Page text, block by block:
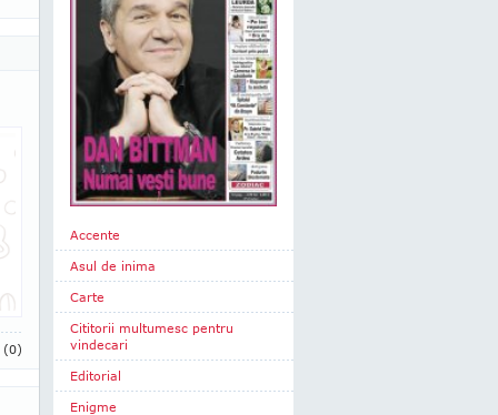
(0)
Accente
Asul de inima
Carte
Cititorii multumesc pentru
vindecari
Editorial
Enigme